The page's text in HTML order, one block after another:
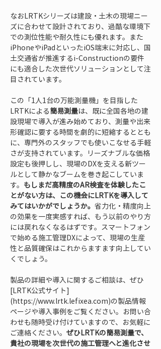
なおLRTKシリーズは建設・土木の現場ニー
ズに合わせて設計されており、過酷な環境下
での測位性能や耐久性にも優れます。また
iPhoneやiPadといったiOS端末に対応し、国
土交通省が推進するi-Constructionの要件
にも適合した次世代ソリューションとして注
目されています。
この「1人1台の万能測量機」を目指した
LRTKによる簡易測量は、既に全国各地の建
設現場で導入が進み始めており、測量や出来
形確認に要する時間を劇的に短縮するととも
に、専門外のスタッフでも使いこなせる手軽
さが支持されています。リーズナブルな価格
設定も後押しし、現場のDXを支える新ツー
ルとして静かなブームを巻き起こしていま
す。 もしまだ高精度のAR検査を体験したこ
とがない方は、この機会にLRTKを導入して
みてはいかがでしょうか。 省力化・精度向上
の効果を一度実感すれば、もう以前のやり方
には戻れなくなるはずです。スマートフォン
で始める施工管理DXによって、現場の生産
性と品質確保はこれからますます向上してい
くでしょう。
製品の詳細や導入に関するご相談は、ぜひ
[LRTK公式サイト]
(https://www.lrtk.lefixea.com)の製品情報
ページや導入事例をご覧ください。お問い合
わせも随時受け付けていますので、お気軽に
ご連絡ください。 ぜひLRTKの簡易測量で、
貴社の現場を次世代の施工管理へと進化させ